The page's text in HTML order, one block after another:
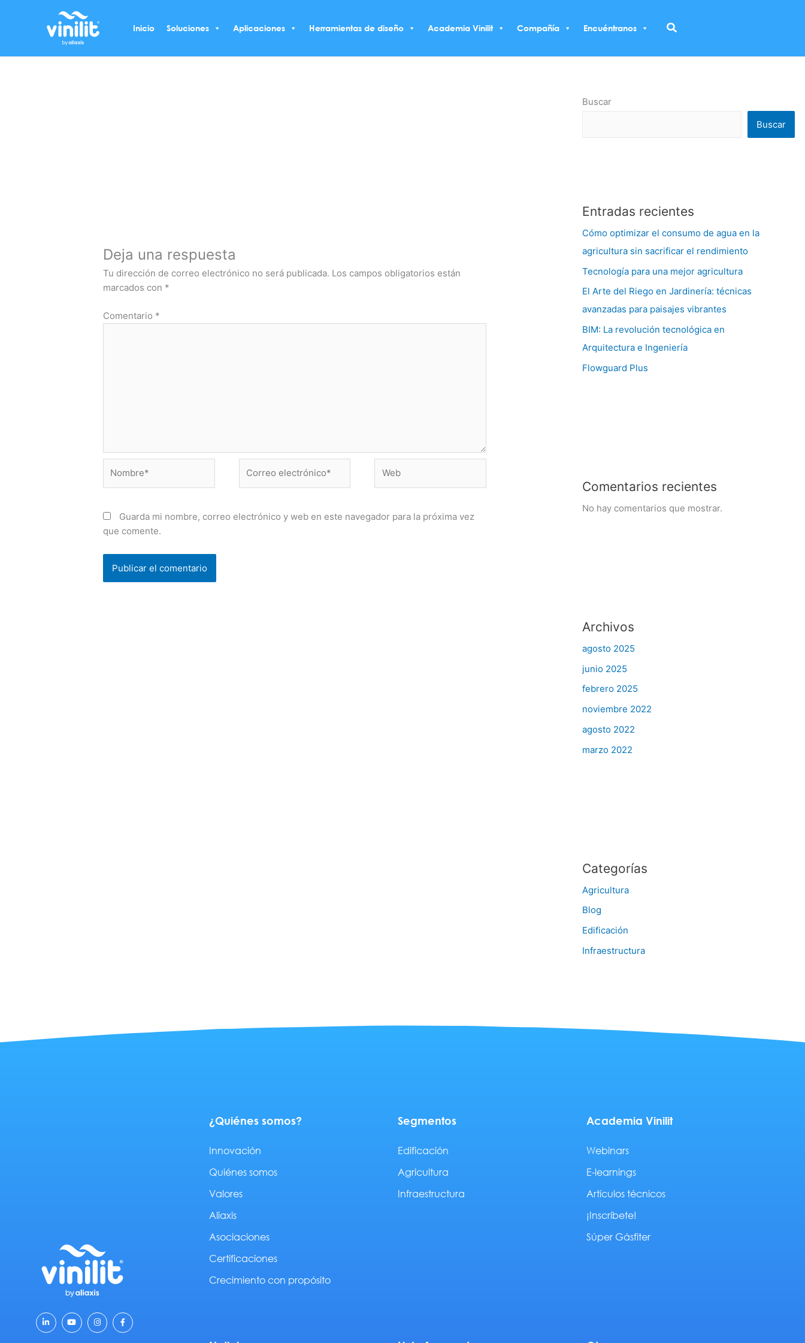
Inicio Soluciones Aplicaciones Herramientas de diseño Academia Vinilit Compañía Encuéntranos Buscar
Deja una respuesta
Tu dirección de correo electrónico no será publicada. Los campos obligatorios están
marcados con *
Comentario *
electrónico*
Guarda mi nombre, correo electrónico y web en este navegador para la próxima vez
que comente.
Buscar
Buscar
Entradas recientes
Cómo optimizar el consumo de agua en la
agricultura sin sacrificar el rendimiento
Tecnología para una mejor agricultura
El Arte del Riego en Jardinería: técnicas
avanzadas para paisajes vibrantes
BIM: La revolución tecnológica en
Arquitectura e Ingeniería
Flowguard Plus
Comentarios recientes
No hay comentarios que mostrar.
Archivos
agosto 2025
junio 2025
febrero 2025
noviembre 2022
agosto 2022
marzo 2022
Categorías
Agricultura
Blog
Edificación
Infraestructura
L
i
n
Y
o
u
I
n
s
F
a
c
¿Quiénes somos?
Innovación
Quiénes somos
Valores
Aliaxis
Asociaciones
Certificaciones
Crecimiento con propósito
Segmentos
Edificación
Agricultura
Infraestructura
Academia Vinilit
Webinars
E-learnings
Artículos técnicos
¡Inscríbete!
Súper Gásfiter